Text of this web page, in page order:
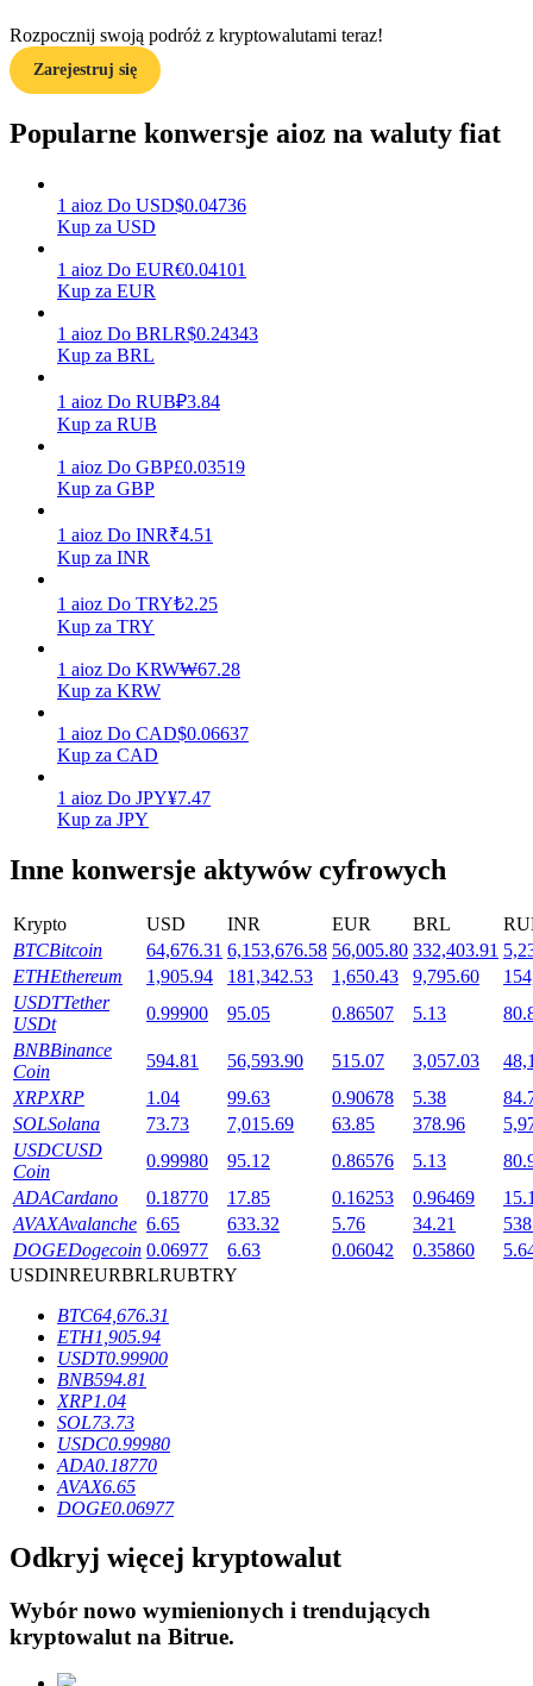
Mocna Świnka
Codziennie zdobywaj konkurencyjne nagrody
Stawianie
Wysokie zyski i natychmiastowy dostęp
Launchpool
Elastyczne stawianie zakładów, aby zarabiać na popularnych
tokenach
Ekskluzywne inwestycje dla posiadaczy BTR
Pożyczki
Usługa pożyczek wspieranych kryptowalutami
Rozpocznij swoją podróż z kryptowalutami teraz!
Zarejestruj się
Popularne konwersje aioz na waluty fiat
1 aioz Do USD$0.04736
Kup za USD
1 aioz Do EUR€0.04101
Kup za EUR
1 aioz Do BRLR$0.24343
Kup za BRL
1 aioz Do RUB₽3.84
Kup za RUB
1 aioz Do GBP£0.03519
Kup za GBP
1 aioz Do INR₹4.51
Kup za INR
1 aioz Do TRY₺2.25
Kup za TRY
1 aioz Do KRW₩67.28
Kup za KRW
1 aioz Do CAD$0.06637
Kup za CAD
1 aioz Do JPY¥7.47
Kup za JPY
Inne konwersje aktywów cyfrowych
Krypto USD INR EUR BRL
BTCBitcoin 64,676.31 6,153,676.58 56,005.80 332,403.91
ETHEthereum 1,905.94 181,342.53 1,650.43 9,795.60
USDTTether
USDt
0.99900 95.05 0.86507 5.13
BNBBinance
Coin
594.81 56,593.90 515.07 3,057.03
XRPXRP 1.04 99.63 0.90678 5.38
SOLSolana 73.73 7,015.69 63.85 378.96
USDCUSD
Coin
0.99980 95.12 0.86576 5.13
ADACardano 0.18770 17.85 0.16253 0.96469
AVAXAvalanche 6.65 633.32 5.76 34.21
DOGEDogecoin 0.06977 6.63 0.06042 0.35860
USDINREURBRLRUBTRY
BTC64,676.31
ETH1,905.94
USDT0.99900
BNB594.81
XRP1.04
SOL73.73
USDC0.99980
ADA0.18770
AVAX6.65
DOGE0.06977
Odkryj więcej kryptowalut
Wybór nowo wymienionych i trendujących
kryptowalut na Bitrue.